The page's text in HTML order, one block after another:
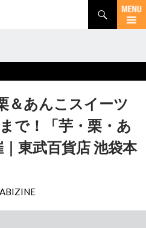
＆あんこスイーツ
で！「芋・栗・あ
東武百貨店 池袋本